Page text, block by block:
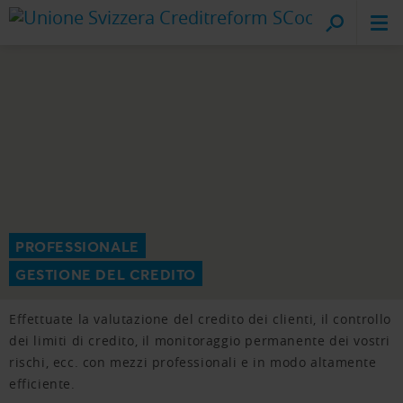
Creditreform
sul posto
PROFESSIONALE
GESTIONE DEL CREDITO
Effettuate la valutazione del credito dei clienti, il controllo
dei limiti di credito, il monitoraggio permanente dei vostri
rischi, ecc. con mezzi professionali e in modo altamente
efficiente.